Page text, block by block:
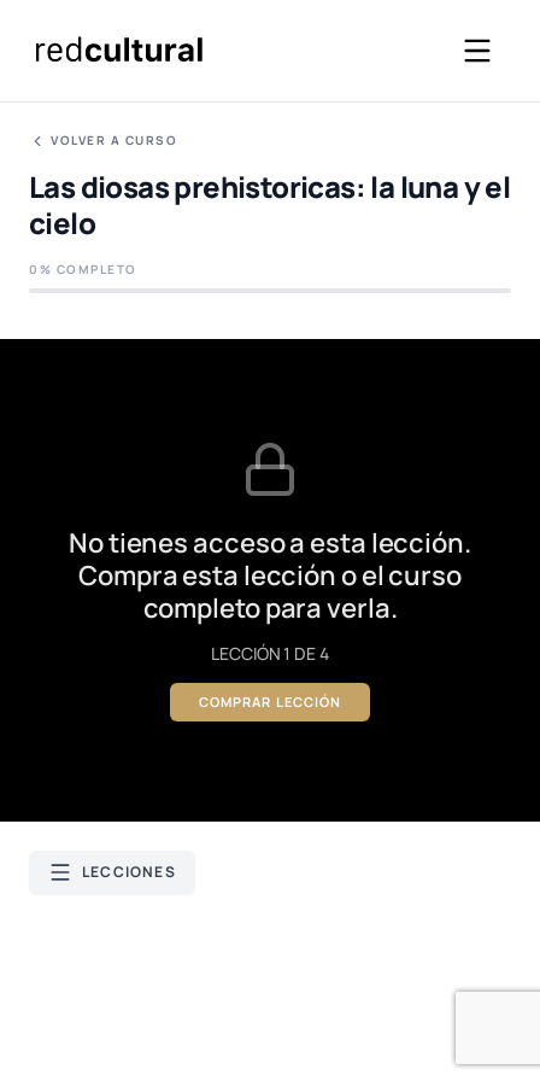
VOLVER A CURSO
Las diosas prehistoricas: la luna y el
cielo
0% COMPLETO
No tienes acceso a esta lección.
Compra esta lección o el curso
completo para verla.
LECCIÓN 1 DE 4
COMPRAR LECCIÓN
LECCIONES